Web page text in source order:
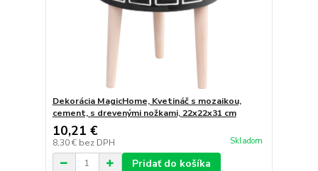
Dekorácia MagicHome, Kvetináč s mozaikou,
cement, s drevenými nožkami, 22x22x31 cm
10,21 €
8,30 € bez DPH Skladom
Pridať do košíka